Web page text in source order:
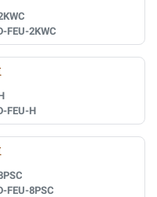
FEU-2KWC
FEU-H
FEU-8PSC